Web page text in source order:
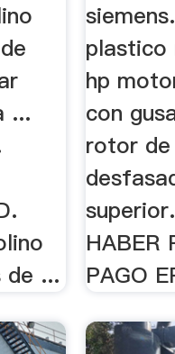
...
de ...
plastico
hp
con
rotor de
HABER
PAGO